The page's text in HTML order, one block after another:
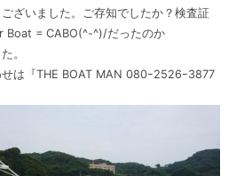
ざいました。ご存知でしたか？検査証
Boat = CABO(^-^)/だったのか
。
せは『THE BOAT MAN 080ｰ2526ｰ3877